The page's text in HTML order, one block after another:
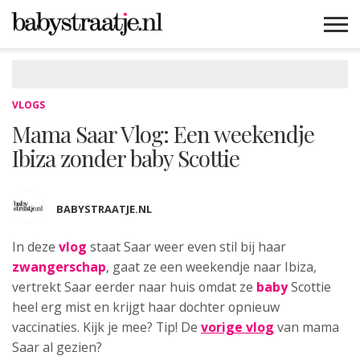
VLOGS
Mama Saar Vlog: Een weekendje
Ibiza zonder baby Scottie
BABYSTRAATJE.NL
In deze vlog staat Saar weer even stil bij haar
zwangerschap, gaat ze een weekendje naar Ibiza,
vertrekt Saar eerder naar huis omdat ze babyScottie
heel erg mist en krijgt haar dochter opnieuw
vaccinaties. Kijk je mee? Tip! De vorige vlog van mama
Saar al gezien?